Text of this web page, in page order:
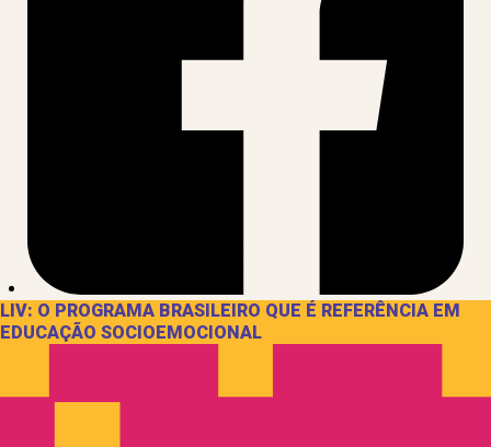
LIV: O PROGRAMA BRASILEIRO QUE É REFERÊNCIA EM
EDUCAÇÃO SOCIOEMOCIONAL